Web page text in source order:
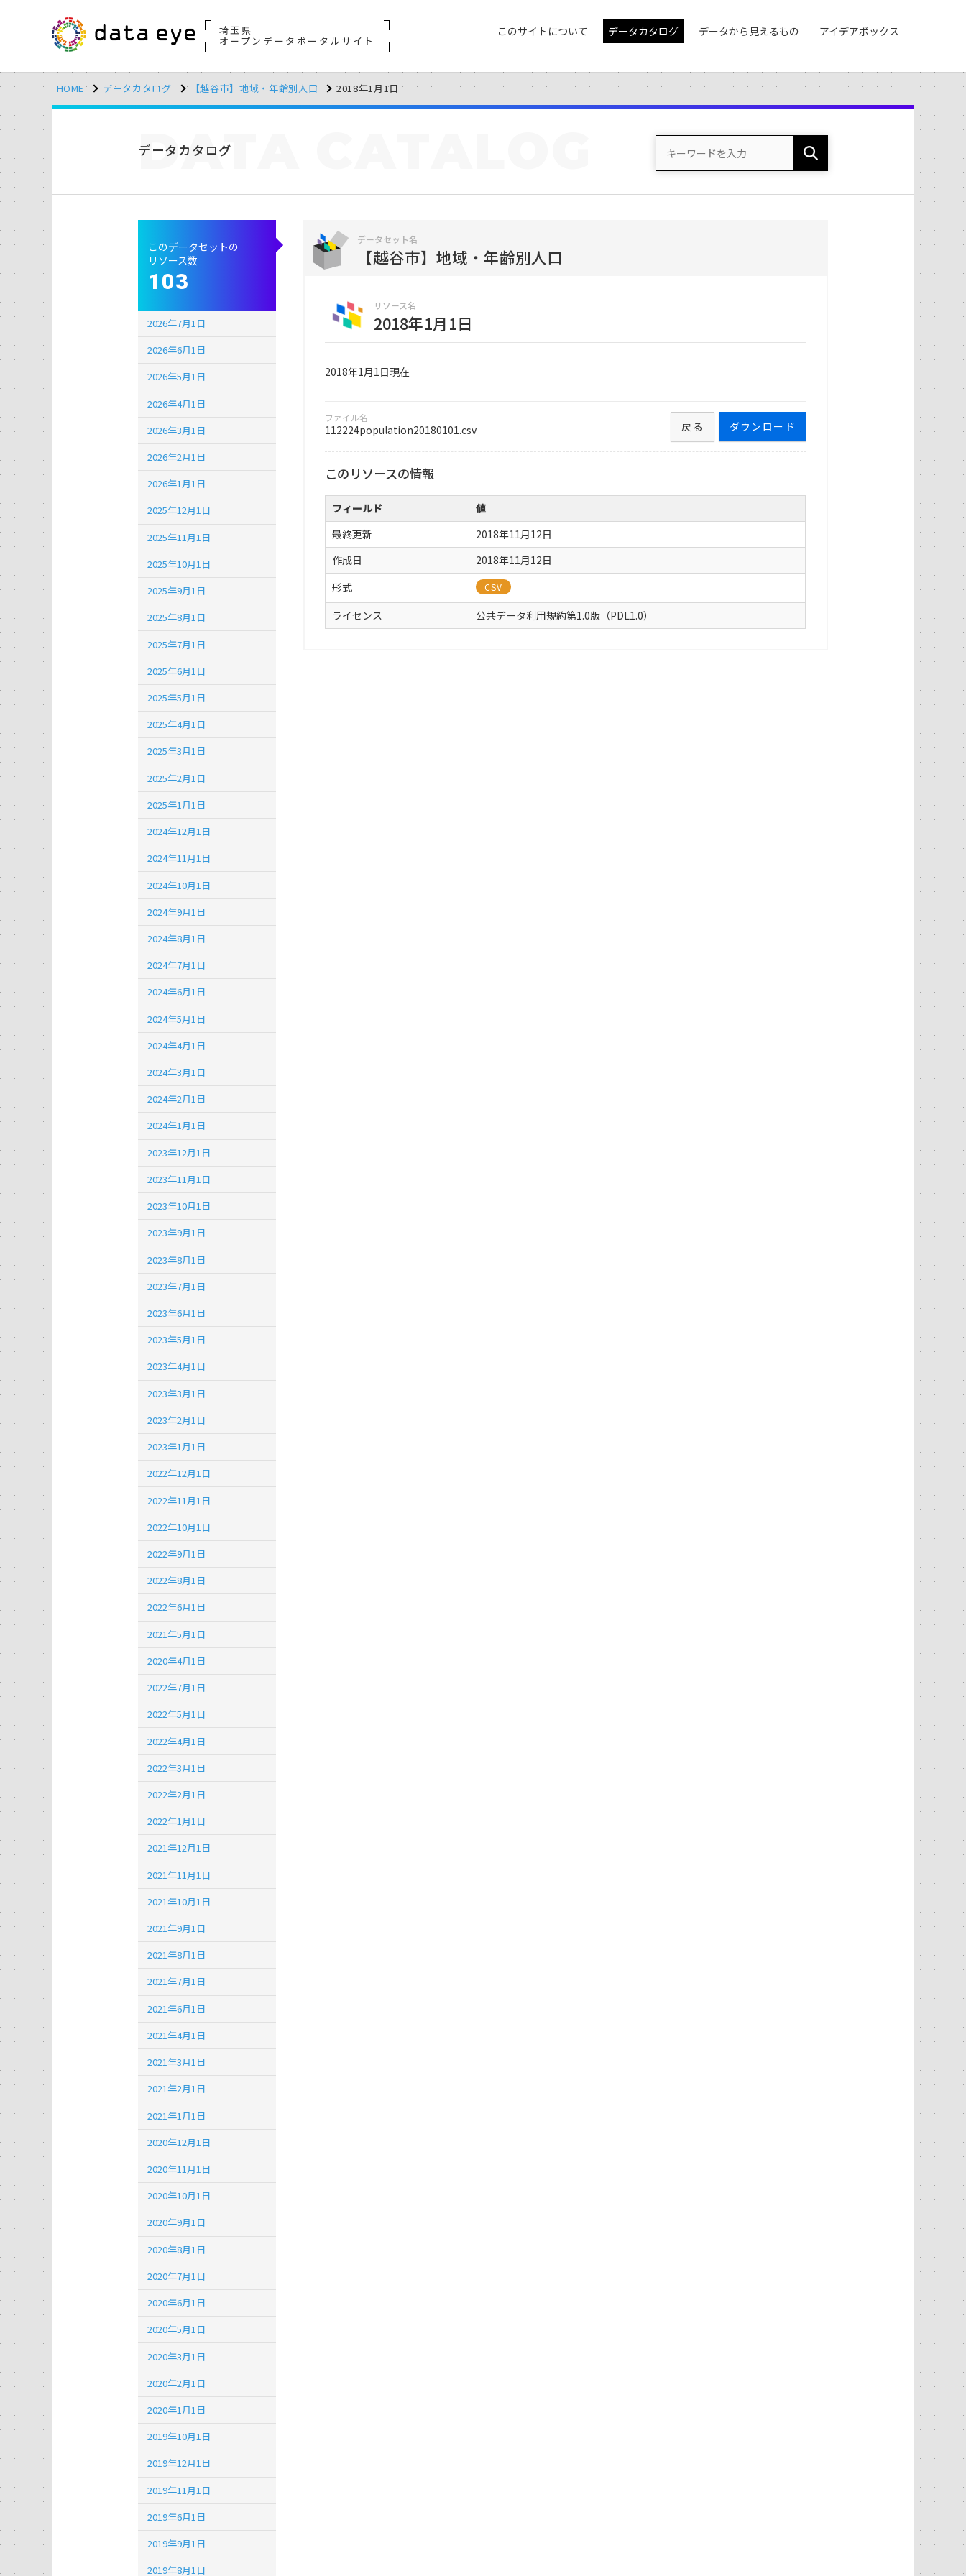
埼玉県
オープンデータポータルサイト
このサイトについて データカタログ データから見えるもの アイデアボックス
HOME データカタログ 【越谷市】地域・年齢別人口 2018年1月1日
データカタログ
DATA
データセット名
【越谷市】地域・年齢別人口
リソース名
2018年1月1日
2018年1月1日現在
ファイル名
112224population20180101.csv ダウンロード
戻る
このリソースの情報
フィールド
値
最終更新
2018年11月12日
作成日
2018年11月12日
形式
CSV
ライセンス 公共データ利用規約第1.0版（PDL1.0）
このデータセットの
リソース数
103
2026年7月1日
2026年6月1日
2026年5月1日
2026年4月1日
2026年3月1日
2026年2月1日
2026年1月1日
2025年12月1日
2025年11月1日
2025年10月1日
2025年9月1日
2025年8月1日
2025年7月1日
2025年6月1日
2025年5月1日
2025年4月1日
2025年3月1日
2025年2月1日
2025年1月1日
2024年12月1日
2024年11月1日
2024年10月1日
2024年9月1日
2024年8月1日
2024年7月1日
2024年6月1日
2024年5月1日
2024年4月1日
2024年3月1日
2024年2月1日
2024年1月1日
2023年12月1日
2023年11月1日
2023年10月1日
2023年9月1日
2023年8月1日
2023年7月1日
2023年6月1日
2023年5月1日
2023年4月1日
2023年3月1日
2023年2月1日
2023年1月1日
2022年12月1日
2022年11月1日
2022年10月1日
2022年9月1日
2022年8月1日
2022年6月1日
2021年5月1日
2020年4月1日
2022年7月1日
2022年5月1日
2022年4月1日
2022年3月1日
2022年2月1日
2022年1月1日
2021年12月1日
2021年11月1日
2021年10月1日
2021年9月1日
2021年8月1日
2021年7月1日
2021年6月1日
2021年4月1日
2021年3月1日
2021年2月1日
2021年1月1日
2020年12月1日
2020年11月1日
2020年10月1日
2020年9月1日
2020年8月1日
2020年7月1日
2020年6月1日
2020年5月1日
2020年3月1日
2020年2月1日
2020年1月1日
2019年10月1日
2019年12月1日
2019年11月1日
2019年6月1日
2019年9月1日
2019年8月1日